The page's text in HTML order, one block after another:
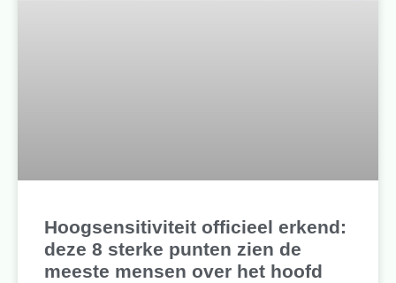
Hoogsensitiviteit officieel erkend:
deze 8 sterke punten zien de
meeste mensen over het hoofd